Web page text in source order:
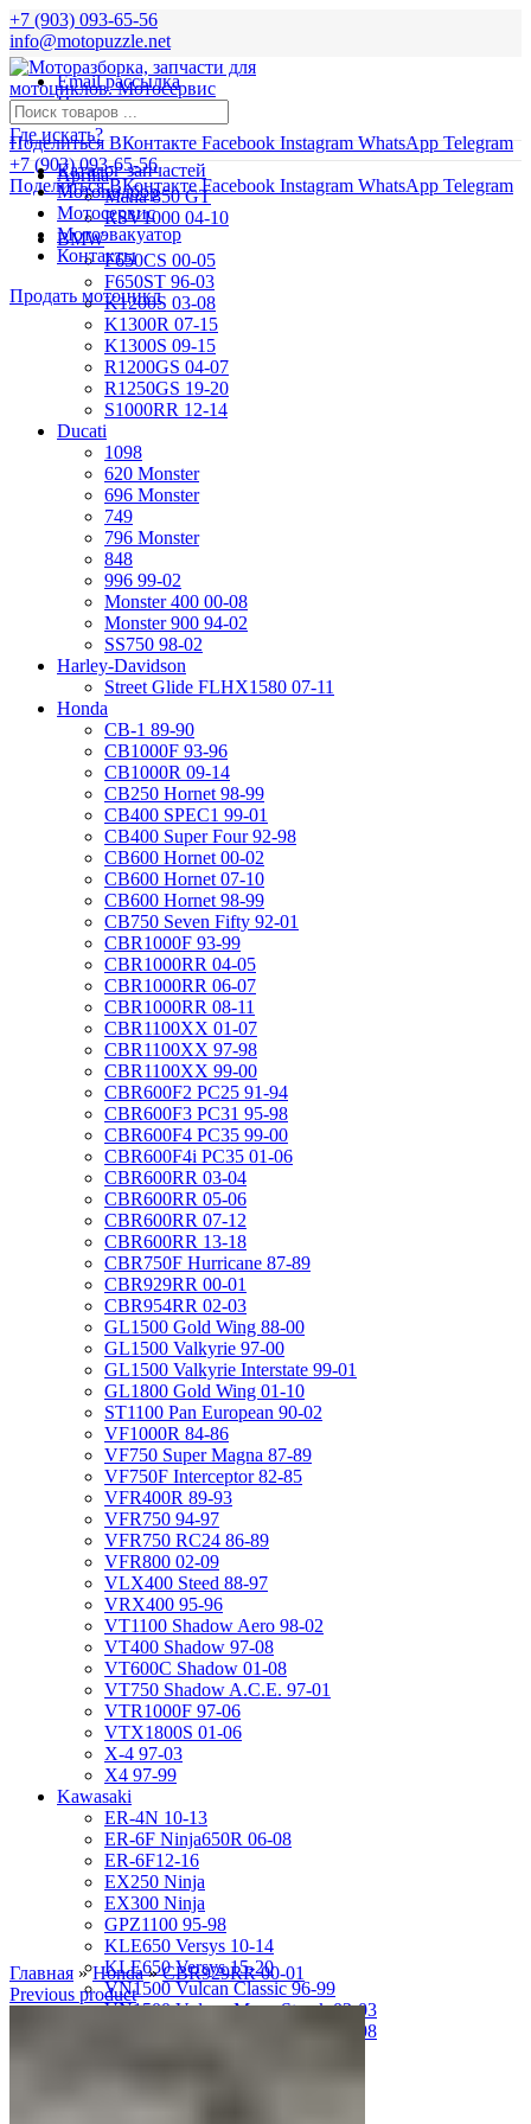
+7 (903) 093-65-56
info@motopuzzle.net
Email рассылка
Новости
Поделиться ВКонтакте Facebook Instagram WhatsApp Telegram
+7 (903) 093-65-56
Поделиться ВКонтакте Facebook Instagram WhatsApp Telegram
Где искать?
Aprilia
Mana 850 GT
RSV1000 04-10
BMW
F650CS 00-05
F650ST 96-03
K1200S 03-08
K1300R 07-15
K1300S 09-15
R1200GS 04-07
R1250GS 19-20
S1000RR 12-14
Ducati
1098
620 Monster
696 Monster
749
796 Monster
848
996 99-02
Monster 400 00-08
Monster 900 94-02
SS750 98-02
Harley-Davidson
Street Glide FLHX1580 07-11
Honda
CB-1 89-90
CB1000F 93-96
CB1000R 09-14
CB250 Hornet 98-99
CB400 SPEC1 99-01
CB400 Super Four 92-98
CB600 Hornet 00-02
CB600 Hornet 07-10
CB600 Hornet 98-99
CB750 Seven Fifty 92-01
CBR1000F 93-99
CBR1000RR 04-05
CBR1000RR 06-07
CBR1000RR 08-11
CBR1100XX 01-07
CBR1100XX 97-98
CBR1100XX 99-00
CBR600F2 PC25 91-94
CBR600F3 PC31 95-98
CBR600F4 PC35 99-00
CBR600F4i PC35 01-06
CBR600RR 03-04
CBR600RR 05-06
CBR600RR 07-12
CBR600RR 13-18
CBR750F Hurricane 87-89
CBR929RR 00-01
CBR954RR 02-03
GL1500 Gold Wing 88-00
GL1500 Valkyrie 97-00
GL1500 Valkyrie Interstate 99-01
GL1800 Gold Wing 01-10
ST1100 Pan European 90-02
VF1000R 84-86
VF750 Super Magna 87-89
VF750F Interceptor 82-85
VFR400R 89-93
VFR750 94-97
VFR750 RC24 86-89
VFR800 02-09
VLX400 Steed 88-97
VRX400 95-96
VT1100 Shadow Aero 98-02
VT400 Shadow 97-08
VT600C Shadow 01-08
VT750 Shadow A.C.E. 97-01
VTR1000F 97-06
VTX1800S 01-06
X-4 97-03
X4 97-99
Kawasaki
ER-4N 10-13
ER-6F Ninja650R 06-08
ER-6F12-16
EX250 Ninja
EX300 Ninja
GPZ1100 95-98
KLE650 Versys 10-14
KLE650 Versys 15-20
VN1500 Vulcan Classic 96-99
VN1500 Vulcan Mean Streak 02-03
VN1600 Vulcan Mean Streak 04-08
Каталог запчастей
Мотоподбор
Мотосервис
Мотоэвакуатор
Контакты
Продать мотоцикл
Главная »Honda»CBR929RR 00-01
Previous product